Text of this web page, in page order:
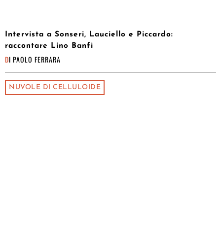
Intervista a Sonseri, Lauciello e Piccardo:
raccontare Lino Banfi
DI PAOLO FERRARA
NUVOLE DI CELLULOIDE